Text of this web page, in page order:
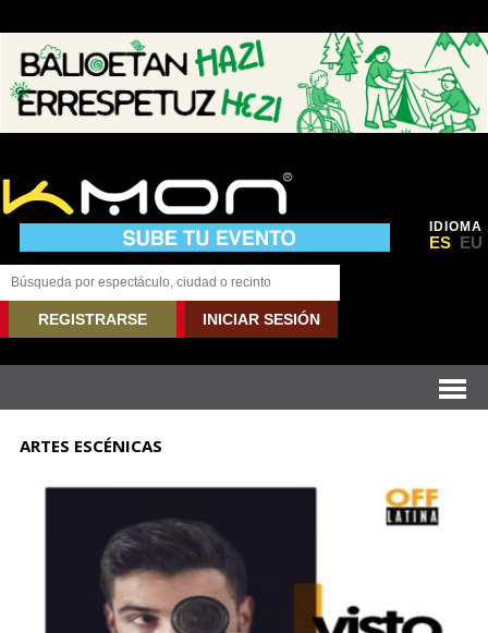
IDIOMA
ES EU
REGISTRARSE INICIAR SESIÓN
ARTES ESCÉNICAS